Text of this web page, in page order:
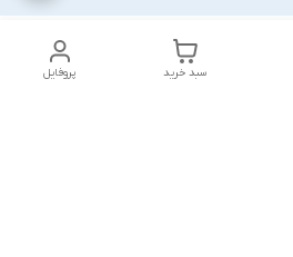
پروفایل سبد خرید